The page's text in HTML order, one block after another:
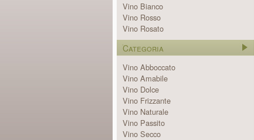
Vino Bianco
Vino Rosso
Vino Rosato
Categoria
Vino Abboccato
Vino Amabile
Vino Dolce
Vino Frizzante
Vino Naturale
Vino Passito
Vino Secco